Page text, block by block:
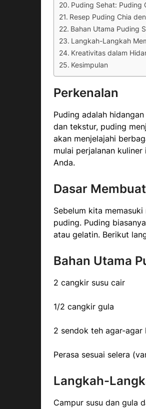
Puding Sehat: Puding
Resep Puding Chia
Bahan Utama Puding
Langkah-Langkah
Kreativitas dalam
Kesimpulan
Perkenalan
Puding adalah
dan tekstur, puding
akan menjelajahi
mulai perjalanan
Anda.
Dasar
Sebelum kita
puding. Puding
atau gelatin. Berikut
Bahan Utama
2 cangkir susu cair
1/2 cangkir gula
2 sendok teh agar-
Perasa sesuai selera
Langkah-
Campur susu dan gula